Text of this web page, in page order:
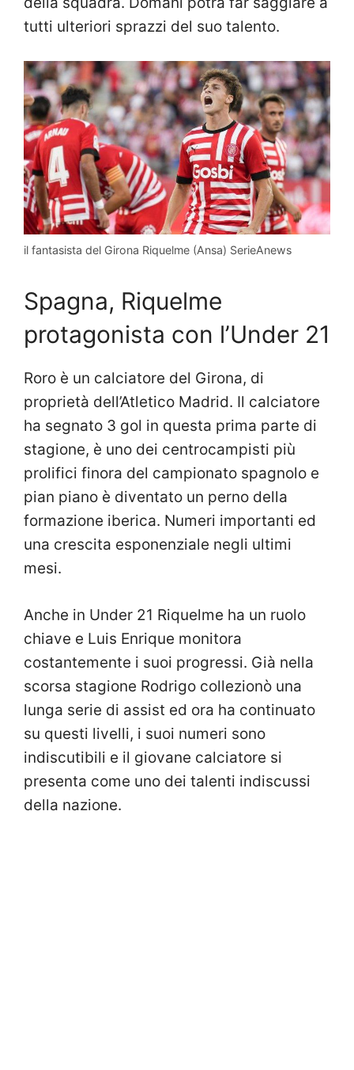
tutti ulteriori sprazzi del suo talento.
il fantasista del Girona Riquelme (Ansa) SerieAnews
Spagna, Riquelme
protagonista con l’Under 21
Roro è un calciatore del Girona, di
proprietà dell’Atletico Madrid. Il calciatore
ha segnato 3 gol in questa prima parte di
stagione, è uno dei centrocampisti più
prolifici finora del campionato spagnolo e
pian piano è diventato un perno della
formazione iberica. Numeri importanti ed
una crescita esponenziale negli ultimi
mesi.
Anche in Under 21 Riquelme ha un ruolo
chiave e Luis Enrique monitora
costantemente i suoi progressi. Già nella
scorsa stagione Rodrigo collezionò una
lunga serie di assist ed ora ha continuato
su questi livelli, i suoi numeri sono
indiscutibili e il giovane calciatore si
presenta come uno dei talenti indiscussi
della nazione.